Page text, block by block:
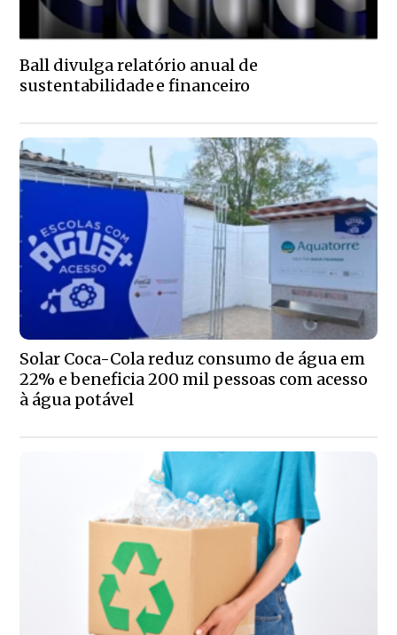
Ball divulga relatório anual de
sustentabilidade e financeiro
Solar Coca-Cola reduz consumo de água em
22% e beneficia 200 mil pessoas com acesso
à água potável